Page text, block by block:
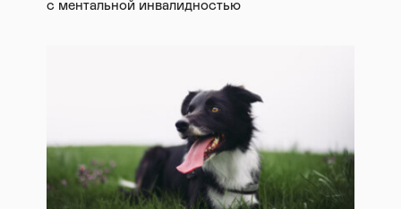
с ментальной инвалидностью